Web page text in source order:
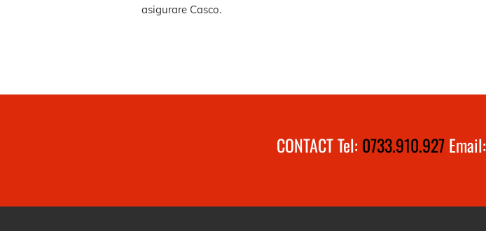
asigurare Casco.
CONTACT Tel: 0733.910.927Email: